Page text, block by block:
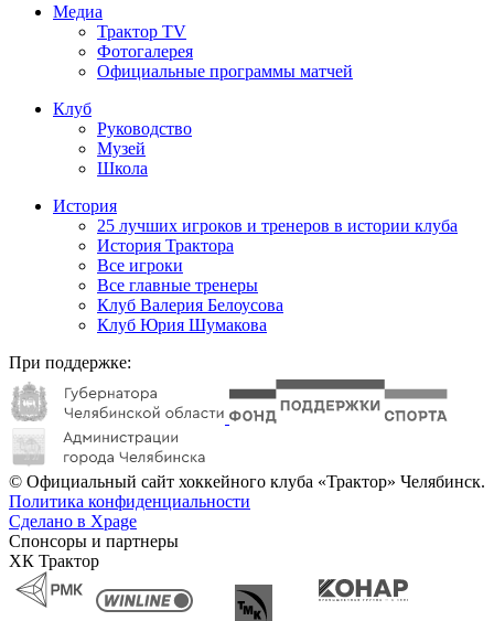
Медиа
Трактор TV
Фотогалерея
Официальные программы матчей
Клуб
Руководство
Музей
Школа
История
25 лучших игроков и тренеров в истории клуба
История Трактора
Все игроки
Все главные тренеры
Клуб Валерия Белоусова
Клуб Юрия Шумакова
При поддержке:
© Официальный сайт хоккейного клуба «Трактор» Челябинск.
Политика конфиденциальности
Сделано в Xpage
Спонсоры и партнеры
ХК Трактор